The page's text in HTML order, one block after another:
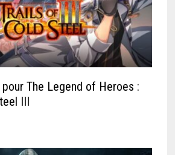
pour The Legend of Heroes :
III